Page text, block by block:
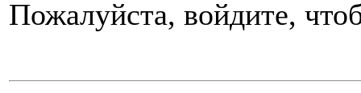
Пожалуйста, войдите,